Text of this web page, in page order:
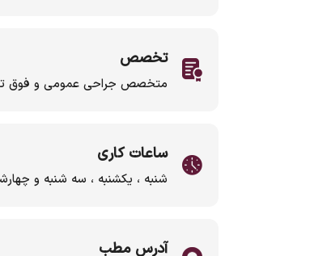
تخصص
متخصص جراحی عمومی و فوق
ساعات کاری
شنبه ، یکشنبه ، سه شنبه و چهارشبه ها
آدرس مطب